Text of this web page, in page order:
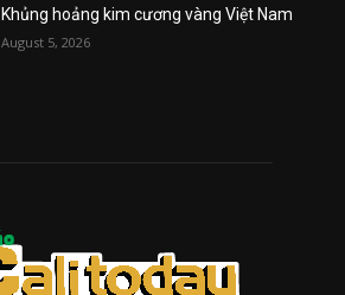
Khủng hoảng kim cương vàng Việt Nam
August 5, 2026